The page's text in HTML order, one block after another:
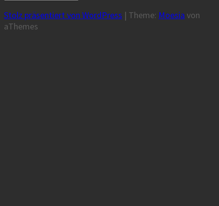
Stolz präsentiert von WordPress | Theme: Moesia von
aThemes